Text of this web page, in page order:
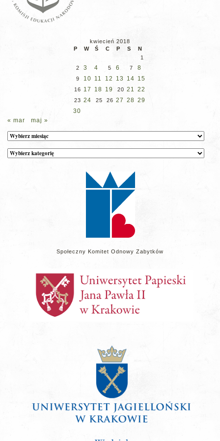
kwiecień 2018
P
W Ś C P S
N
1
2
3 4 5 6 7 8
9 10 11 12 13 14 15
16 17 18 19 20 21 22
23 24 25 26 27 28 29
30
« mar
maj »
Archiwum
Kategorie
wpisów
Społeczny Komitet Odnowy Zabytków